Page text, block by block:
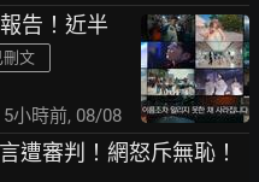
告！近半
刪文
5小時前, 08/08
遭審判！網怒斥無恥！